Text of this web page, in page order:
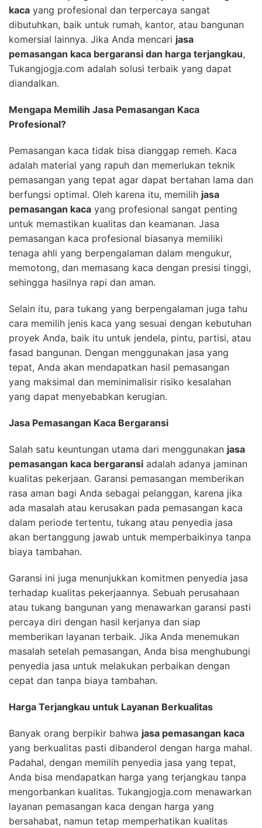
kaca yang profesional dan terpercaya sangat
dibutuhkan, baik untuk rumah, kantor, atau bangunan
komersial lainnya. Jika Anda mencari jasa
pemasangan kaca bergaransi dan harga terjangkau,
Tukangjogja.com adalah solusi terbaik yang dapat
diandalkan.
Mengapa Memilih Jasa Pemasangan Kaca
Profesional?
Pemasangan kaca tidak bisa dianggap remeh. Kaca
adalah material yang rapuh dan memerlukan teknik
pemasangan yang tepat agar dapat bertahan lama dan
berfungsi optimal. Oleh karena itu, memilih jasa
pemasangan kaca yang profesional sangat penting
untuk memastikan kualitas dan keamanan. Jasa
pemasangan kaca profesional biasanya memiliki
tenaga ahli yang berpengalaman dalam mengukur,
memotong, dan memasang kaca dengan presisi tinggi,
sehingga hasilnya rapi dan aman.
Selain itu, para tukang yang berpengalaman juga tahu
cara memilih jenis kaca yang sesuai dengan kebutuhan
proyek Anda, baik itu untuk jendela, pintu, partisi, atau
fasad bangunan. Dengan menggunakan jasa yang
tepat, Anda akan mendapatkan hasil pemasangan
yang maksimal dan meminimalisir risiko kesalahan
yang dapat menyebabkan kerugian.
Jasa Pemasangan Kaca Bergaransi
Salah satu keuntungan utama dari menggunakan jasa
pemasangan kaca bergaransi adalah adanya jaminan
kualitas pekerjaan. Garansi pemasangan memberikan
rasa aman bagi Anda sebagai pelanggan, karena jika
ada masalah atau kerusakan pada pemasangan kaca
dalam periode tertentu, tukang atau penyedia jasa
akan bertanggung jawab untuk memperbaikinya tanpa
biaya tambahan.
Garansi ini juga menunjukkan komitmen penyedia jasa
terhadap kualitas pekerjaannya. Sebuah perusahaan
atau tukang bangunan yang menawarkan garansi pasti
percaya diri dengan hasil kerjanya dan siap
memberikan layanan terbaik. Jika Anda menemukan
masalah setelah pemasangan, Anda bisa menghubungi
penyedia jasa untuk melakukan perbaikan dengan
cepat dan tanpa biaya tambahan.
Harga Terjangkau untuk Layanan Berkualitas
Banyak orang berpikir bahwa jasa pemasangan kaca
yang berkualitas pasti dibanderol dengan harga mahal.
Padahal, dengan memilih penyedia jasa yang tepat,
Anda bisa mendapatkan harga yang terjangkau tanpa
mengorbankan kualitas. Tukangjogja.com menawarkan
layanan pemasangan kaca dengan harga yang
bersahabat, namun tetap memperhatikan kualitas